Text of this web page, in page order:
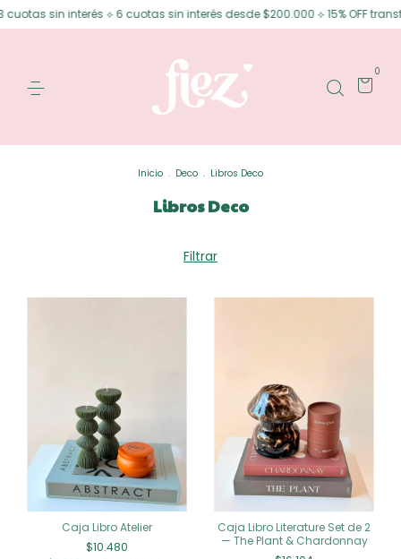
⟡ 6 cuotas sin interés desde $200.000 ⟡ 15% OFF transferencia
0
Inicio . Deco . Libros Deco
Libros Deco
Filtrar
Caja Libro Atelier
$10.480
Caja Libro Literature Set de 2
— The Plant & Chardonnay